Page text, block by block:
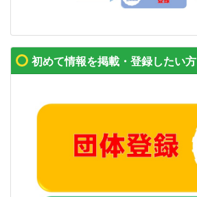
初めて情報を掲載・登録したい方